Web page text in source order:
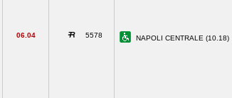
06.04 5578 NAPOLI CENTRALE (10.18)